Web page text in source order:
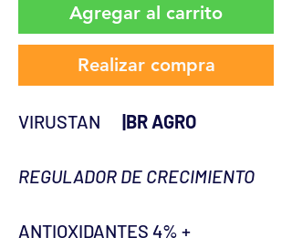
Agregar al carrito
Realizar compra
VIRUSTAN |BR AGRO
REGULADOR DE CRECIMIENTO
ANTIOXIDANTES 4% +